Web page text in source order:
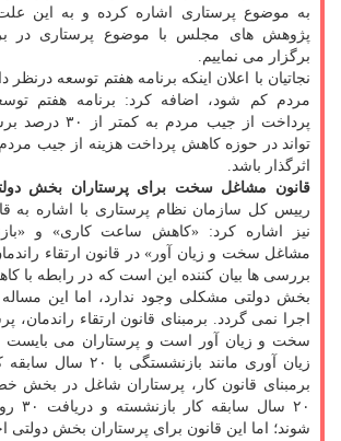
به موضوع پرستاری اشاره کرده و به این
پژوهش های مجلس با موضوع پرستاری در
برگزار می نماییم.
نجاتیان با اعلان اینکه برنامه هفتم توسعه
مردم کم شود، اضافه کرد: برنامه هفتم
پرداخت از جیب
تواند در حوزه کاهش پرداخت هزینه از جیب
اثرگذار باشد.
قانون مشاغل سخت برای پرستاران بخش
رییس کل سازمان نظام پرستاری با اشاره به
نیز اشاره کرد: «کاهش ساعت کاری» و
مشاغل سخت و زیان آور» در قانون ارتقاء
بررسی ها بیان کننده این است که در رابطه با
بخش دولتی مشکلی وجود ندارد، اما این
اجرا نمی گردد. برمبنای قانون ارتقاء
سخت و زیان آور است و پرستاران می بایست
زیان آوری مانند
برمبنای قانون کار، پرستاران شاغل در بخش
۲۰
شوند؛ اما این قانون برای پرستاران بخش دولتی